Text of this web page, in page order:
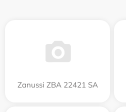
Zanussi ZBA 22421 SA